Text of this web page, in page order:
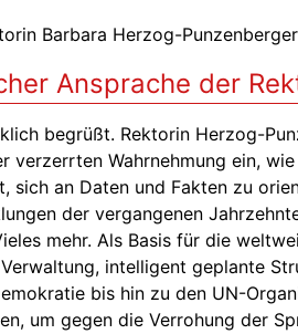
Barbara Herzog-
Ansprache der
begrüßt. Rektorin Herzog-
verzerrten Wahrnehmung ein,
an Daten und Fakten zu
der vergangenen
mehr. Als Basis für die
intelligent geplante
bis hin zu den UN-
um gegen die Verrohung der